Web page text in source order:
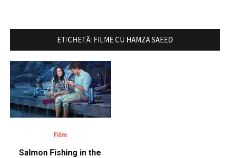
ETICHETĂ: FILME CU HAMZA SAEED
Film
Salmon Fishing in the